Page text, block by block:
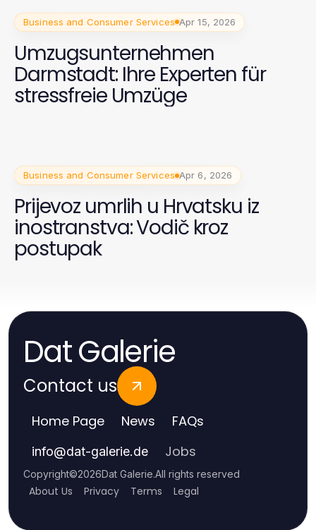
Business and Consumer Services Apr 15, 2026
Umzugsunternehmen
Darmstadt: Ihre Experten für
stressfreie Umzüge
Business and Consumer Services Apr 6, 2026
Prijevoz umrlih u Hrvatsku iz
inostranstva: Vodič kroz
postupak
Dat Galerie
Contact us
Home Page News FAQs
info@dat-galerie.de Jobs
Copyright©2026Dat Galerie.All rights reserved
About Us Privacy Terms Legal